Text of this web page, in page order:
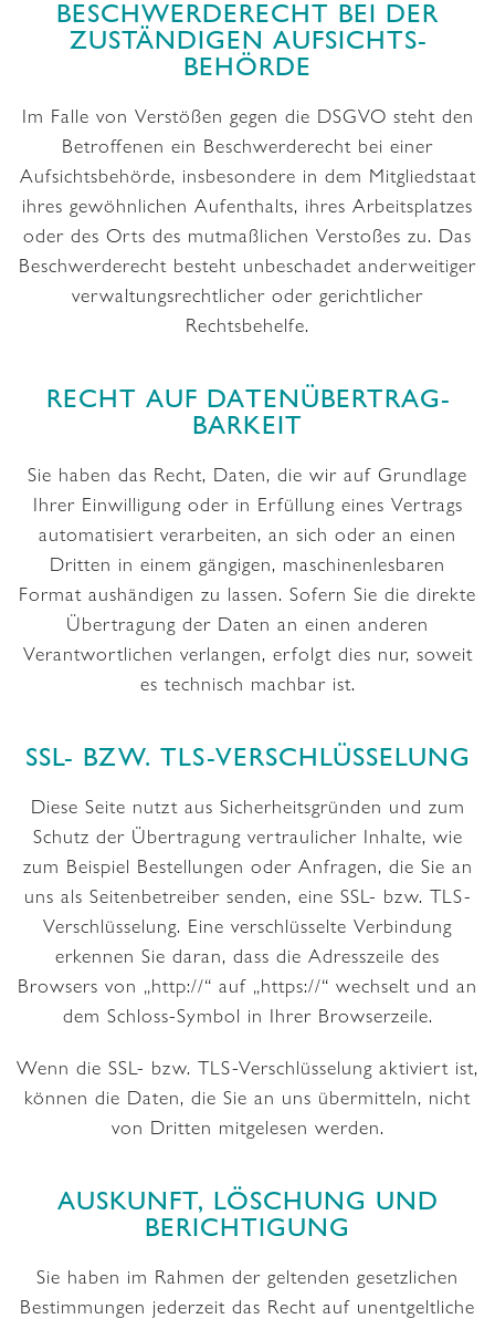
BESCHWERDE­RECHT BEI DER
ZUSTÄNDIGEN AUFSICHTS­
BEHÖRDE
Im Falle von Verstößen gegen die DSGVO steht den
Betroffenen ein Beschwerderecht bei einer
Aufsichtsbehörde, insbesondere in dem Mitgliedstaat
ihres gewöhnlichen Aufenthalts, ihres Arbeitsplatzes
oder des Orts des mutmaßlichen Verstoßes zu. Das
Beschwerderecht besteht unbeschadet anderweitiger
verwaltungsrechtlicher oder gerichtlicher
Rechtsbehelfe.
RECHT AUF DATEN­ÜBERTRAG­
BARKEIT
Sie haben das Recht, Daten, die wir auf Grundlage
Ihrer Einwilligung oder in Erfüllung eines Vertrags
automatisiert verarbeiten, an sich oder an einen
Dritten in einem gängigen, maschinenlesbaren
Format aushändigen zu lassen. Sofern Sie die direkte
Übertragung der Daten an einen anderen
Verantwortlichen verlangen, erfolgt dies nur, soweit
es technisch machbar ist.
SSL- BZW. TLS-VERSCHLÜSSELUNG
Diese Seite nutzt aus Sicherheitsgründen und zum
Schutz der Übertragung vertraulicher Inhalte, wie
zum Beispiel Bestellungen oder Anfragen, die Sie an
uns als Seitenbetreiber senden, eine SSL- bzw. TLS-
Verschlüsselung. Eine verschlüsselte Verbindung
erkennen Sie daran, dass die Adresszeile des
Browsers von „http://“ auf „https://“ wechselt und an
dem Schloss-Symbol in Ihrer Browserzeile.
Wenn die SSL- bzw. TLS-Verschlüsselung aktiviert ist,
können die Daten, die Sie an uns übermitteln, nicht
von Dritten mitgelesen werden.
AUSKUNFT, LÖSCHUNG UND
BERICHTIGUNG
Sie haben im Rahmen der geltenden gesetzlichen
Bestimmungen jederzeit das Recht auf unentgeltliche